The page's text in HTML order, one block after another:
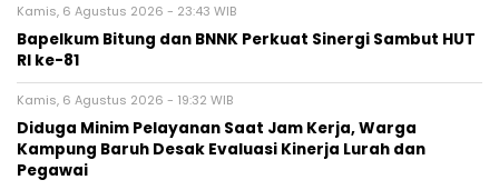
Kamis, 6 Agustus 2026 - 23:43 WIB
Bapelkum Bitung dan BNNK Perkuat Sinergi Sambut HUT
RI ke-81
Kamis, 6 Agustus 2026 - 19:32 WIB
Diduga Minim Pelayanan Saat Jam Kerja, Warga
Kampung Baruh Desak Evaluasi Kinerja Lurah dan
Pegawai